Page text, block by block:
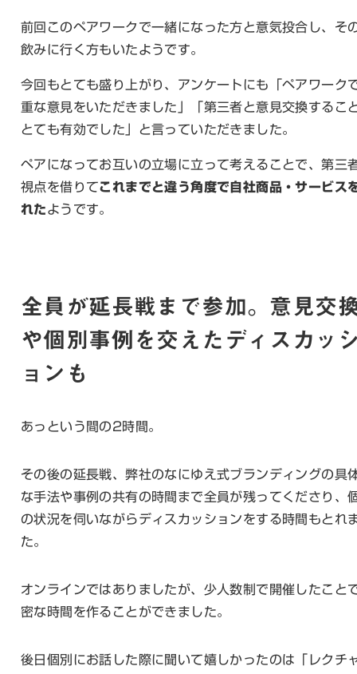
前回このペアワークで一緒になった方と意気投合し、そ
飲みに行く方もいたようです。
今回もとても盛り上がり、アンケートにも「ペアワーク
重な意見をいただきました」「第三者と意見交換するこ
とても有効でした」と言っていただきました。
ペアになってお互いの立場に立って考えることで、第三
視点を借りてこれまでと違う角度で自社商品・サービス
れたようです。
全員が延長戦まで参加。意見交
や個別事例を交えたディスカッ
ョンも
あっという間の2時間。
その後の延長戦、弊社のなにゆえ式ブランディングの具
な手法や事例の共有の時間まで全員が残ってくださり、
の状況を伺いながらディスカッションをする時間もとれ
た。
オンラインではありましたが、少人数制で開催したこと
密な時間を作ることができました。
後日個別にお話した際に聞いて嬉しかったのは「レクチ